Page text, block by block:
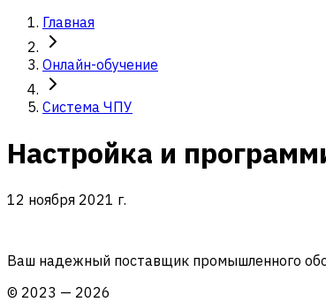
Главная
Онлайн-обучение
Система ЧПУ
Настройка и
12 ноября 2021 г.
Ваш надежный поставщик промышленного
© 2023 — 2026